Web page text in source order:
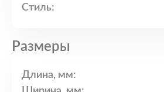
Стиль:
Размеры
Длина, мм: